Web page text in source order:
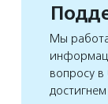
Мы
вопросу в
достигнем